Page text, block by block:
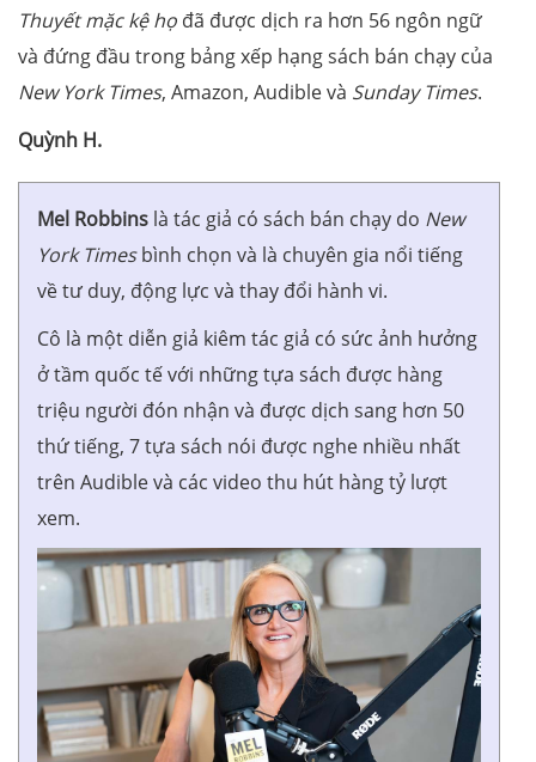
Thuyết mặc kệ họ đã được dịch ra hơn 56 ngôn ngữ
và đứng đầu trong bảng xếp hạng sách bán chạy của
New York Times, Amazon, Audible và Sunday Times.
Quỳnh H.
Mel Robbins là tác giả có sách bán chạy do New
York Timesbình chọn và là chuyên gia nổi tiếng
về tư duy, động lực và thay đổi hành vi.
Cô là một diễn giả kiêm tác giả có sức ảnh hưởng
ở tầm quốc tế với những tựa sách được hàng
triệu người đón nhận và được dịch sang hơn 50
thứ tiếng, 7 tựa sách nói được nghe nhiều nhất
trên Audible và các video thu hút hàng tỷ lượt
xem.